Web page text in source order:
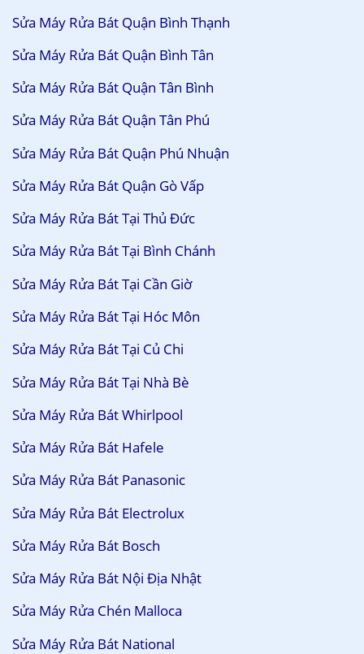
Sửa Máy Rửa Bát Quận Bình Thạnh
Sửa Máy Rửa Bát Quận Bình Tân
Sửa Máy Rửa Bát Quận Tân Bình
Sửa Máy Rửa Bát Quận Tân Phú
Sửa Máy Rửa Bát Quận Phú Nhuận
Sửa Máy Rửa Bát Quận Gò Vấp
Sửa Máy Rửa Bát Tại Thủ Đức
Sửa Máy Rửa Bát Tại Bình Chánh
Sửa Máy Rửa Bát Tại Cần Giờ
Sửa Máy Rửa Bát Tại Hóc Môn
Sửa Máy Rửa Bát Tại Củ Chi
Sửa Máy Rửa Bát Tại Nhà Bè
Sửa Máy Rửa Bát Whirlpool
Sửa Máy Rửa Bát Hafele
Sửa Máy Rửa Bát Panasonic
Sửa Máy Rửa Bát Electrolux
Sửa Máy Rửa Bát Bosch
Sửa Máy Rửa Bát Nội Địa Nhật
Sửa Máy Rửa Chén Malloca
Sửa Máy Rửa Bát National